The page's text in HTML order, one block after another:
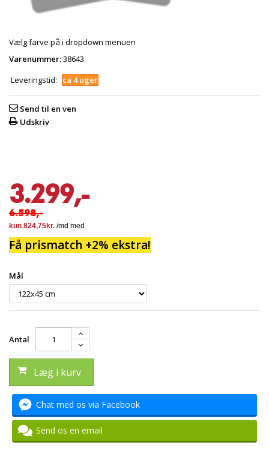
Vælg farve på i dropdown menuen
Varenummer:38643
Leveringstid:
ca 4 uger
Send til en ven
Udskriv
3.299,-
6.598,-
Få prismatch +2% ekstra!
Mål
Antal
Læg i kurv
Chat med os via Facebook
Send os en email